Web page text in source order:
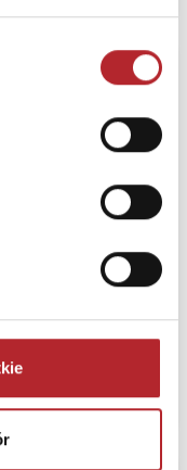
Kierunek Europa
24H
199,00zł